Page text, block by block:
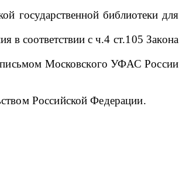
государственной библиотеки для
в соответствии сч.4 ст.105 Закона
письмом Московского УФАС России
Российской Федерации.